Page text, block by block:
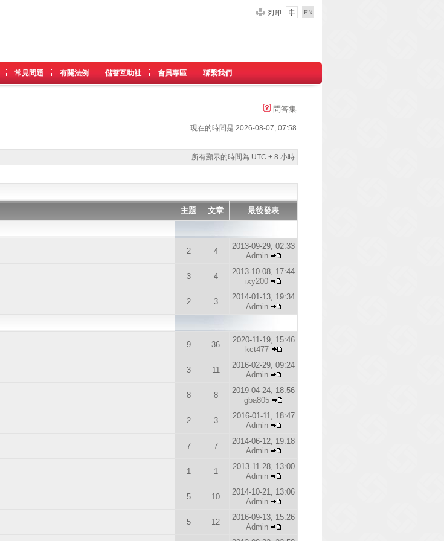
常見問題 有關法例 儲蓄互助社 會員專區 聯繫我們
問答集
現在的時間是 2026-08-07, 07:58
所有顯示的時間為 UTC + 8 小時
主題 文章 最後發表
2 4
2013-09-29, 02:33
Admin
3 4
2013-10-08, 17:44
ixy200
2 3
2014-01-13, 19:34
Admin
9 36
2020-11-19, 15:46
kct477
3 11
2016-02-29, 09:24
Admin
8 8
2019-04-24, 18:56
gba805
2 3
2016-01-11, 18:47
Admin
7 7
2014-06-12, 19:18
Admin
1 1
2013-11-28, 13:00
Admin
5 10
2014-10-21, 13:06
Admin
5 12
2016-09-13, 15:26
Admin